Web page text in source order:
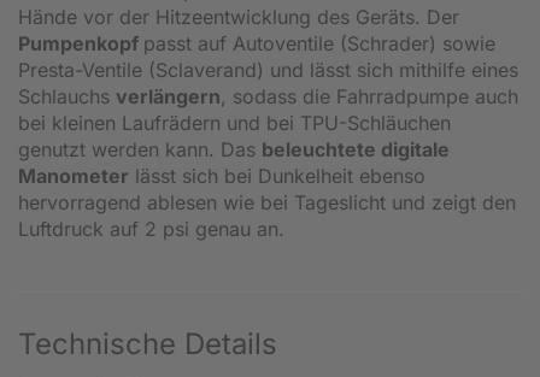
Hände vor der Hitzeentwicklung des Geräts. Der
Pumpenkopf passt auf Autoventile (Schrader) sowie
Presta-Ventile (Sclaverand) und lässt sich mithilfe eines
Schlauchs verlängern, sodass die Fahrradpumpe auch
bei kleinen Laufrädern und bei TPU-Schläuchen
genutzt werden kann. Das beleuchtete digitale
Manometer lässt sich bei Dunkelheit ebenso
hervorragend ablesen wie bei Tageslicht und zeigt den
Luftdruck auf 2 psi genau an.
Technische Details